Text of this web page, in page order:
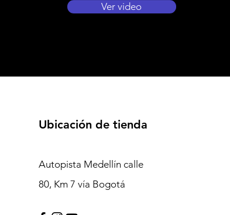
Ver video
Ubicación de tienda
Autopista Medellín calle
80, Km 7 vía Bogotá